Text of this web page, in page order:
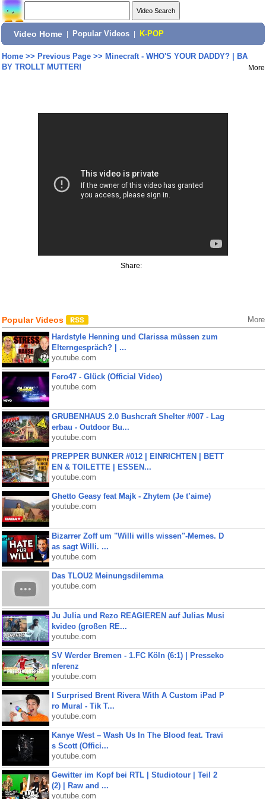
Video Home Popular Videos K-POP
Home>> Previous Page>> Minecraft - WHO'S YOUR DADDY? | BA
BY TROLLT MUTTER!
More
Share:
Popular Videos More
Hardstyle Henning und Clarissa müssen zum
Elterngespräch? | ...
youtube.com
Fero47 - Glück (Official Video)
youtube.com
GRUBENHAUS 2.0 Bushcraft Shelter #007 - Lag
erbau - Outdoor Bu...
youtube.com
PREPPER BUNKER #012 | EINRICHTEN | BETT
EN & TOILETTE | ESSEN...
youtube.com
Ghetto Geasy feat Majk - Zhytem (Je t’aime)
youtube.com
Bizarrer Zoff um "Willi wills wissen"-Memes. D
as sagt Willi. ...
youtube.com
Das TLOU2 Meinungsdilemma
youtube.com
Ju Julia und Rezo REAGIEREN auf Julias Musi
kvideo (großen RE...
youtube.com
SV Werder Bremen - 1.FC Köln (6:1) | Presseko
nferenz
youtube.com
I Surprised Brent Rivera With A Custom iPad P
ro Mural - Tik T...
youtube.com
Kanye West – Wash Us In The Blood feat. Travi
s Scott (Offici...
youtube.com
Gewitter im Kopf bei RTL | Studiotour | Teil 2
(2) | Raw and ...
youtube.com